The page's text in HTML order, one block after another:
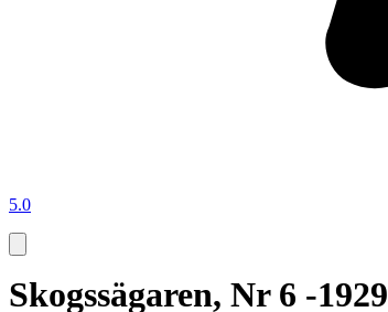
5.0
Skogssägaren, Nr 6 -1929